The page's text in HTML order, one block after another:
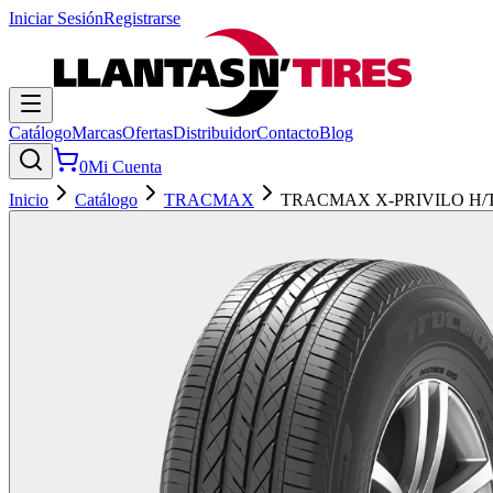
Iniciar SesiónRegistrarse
CatálogoMarcasOfertasDistribuidorContactoBlog
0Mi Cuenta
Inicio
Catálogo TRACMAX TRACMAX X-PRIVILO H/